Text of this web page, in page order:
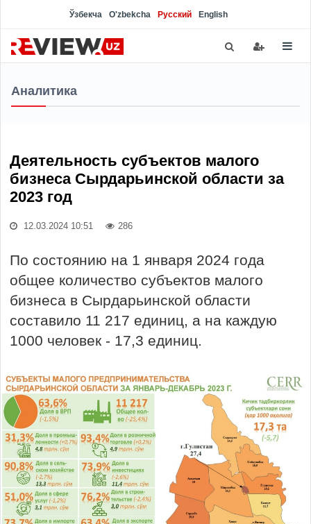
Ўзбекча O'zbekcha Русский English
Аналитика
Деятельность субъектов малого
бизнеса Сырдарьинской области за
2023 год
12.03.2024 10:51 286
По состоянию на 1 января 2024 года
общее количество субъектов малого
бизнеса в Сырдарьинской области
составило 11 217 единиц, а на каждую
1000 человек - 17,3 единиц.